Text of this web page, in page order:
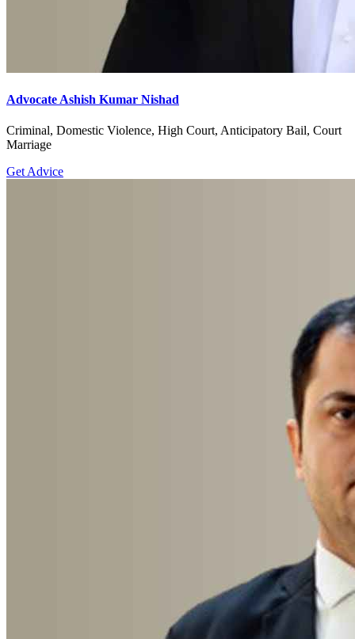
Advocate Ashish Kumar Nishad
Criminal, Domestic Violence, High Court, Anticipatory Bail, Court
Marriage
Get Advice